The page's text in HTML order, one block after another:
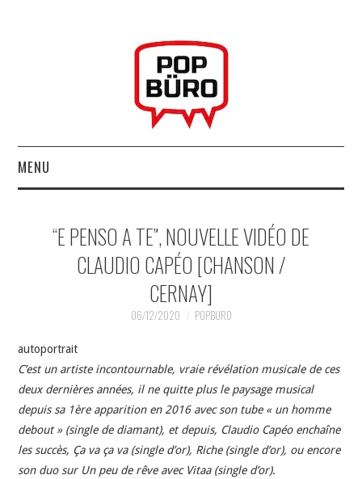
MENU
MUSIQUESACTUELLES.NET
INDÉPENDANTS
DOKO
“E PENSO A TE”, NOUVELLE VIDÉO DE
CLAUDIO CAPÉO [CHANSON /
CERNAY]
06/12/2020 POPBURO
autoportrait
C’est un artiste incontournable, vraie révélation musicale de ces
deux dernières années, il ne quitte plus le paysage musical
depuis sa 1ère apparition en 2016 avec son tube « un homme
debout » (single de diamant), et depuis, Claudio Capéo enchaîne
les succès, Ça va ça va (single d’or), Riche (single d’or), ou encore
son duo sur Un peu de rêve avec Vitaa (single d’or).